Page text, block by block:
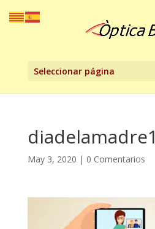
Seleccionar página
diadelamadre1
May 3, 2020 | 0 Comentarios